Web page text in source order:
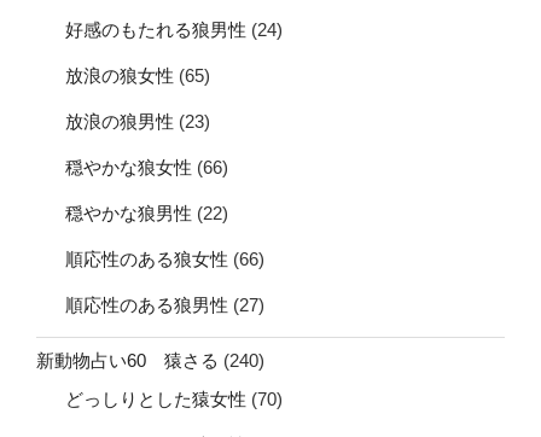
好感のもたれる狼男性 (24)
放浪の狼女性 (65)
放浪の狼男性 (23)
穏やかな狼女性 (66)
穏やかな狼男性 (22)
順応性のある狼女性 (66)
順応性のある狼男性 (27)
新動物占い60 猿さる (240)
どっしりとした猿女性 (70)